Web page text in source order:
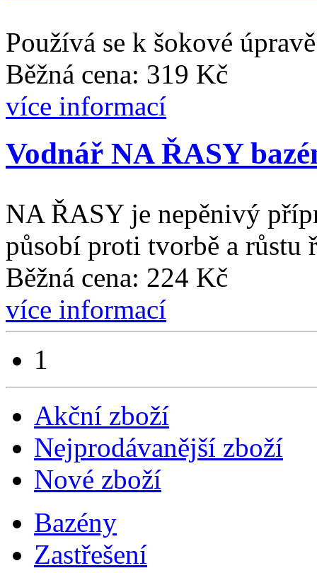
Používá se k šokové
Běžná cena: 319 Kč
více informací
Vodnář NA ŘASY
NA ŘASY je nepěnivý
působí proti tvorbě a růstu
Běžná cena: 224 Kč
více informací
1
Akční zboží
Nejprodávanější zboží
Nové zboží
Bazény
Zastřešení